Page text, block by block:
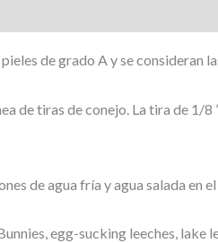
de grado A y se consideran
de tiras de conejo. La tira de 1/
de agua fría y agua salada en
egg-sucking leeches, lake